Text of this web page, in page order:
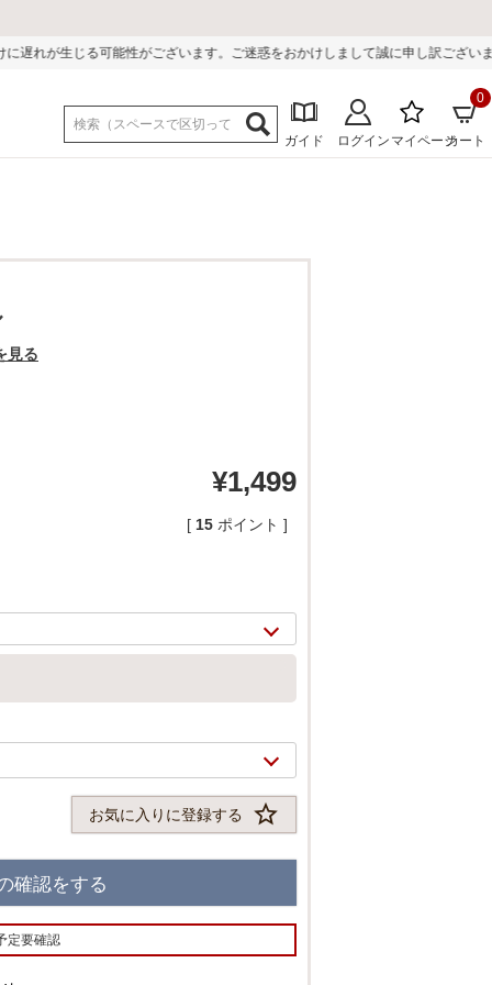
います。ご迷惑をおかけしまして誠に申し訳ございません。
ガイド ログイン マイページカート
0
2/12
見る
¥1,499
[ 15 ポイント ]
お気に入りに登録する
確認をする
定要確認